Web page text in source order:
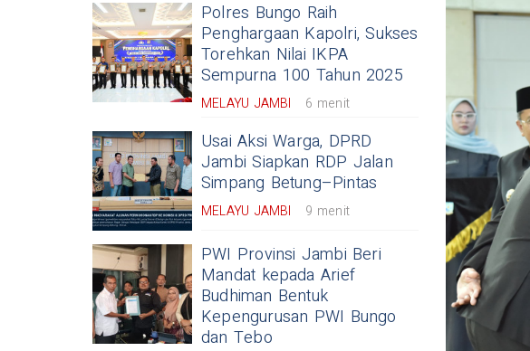
Polres Bungo Raih
Penghargaan Kapolri, Sukses
Torehkan Nilai IKPA
Sempurna 100 Tahun 2025
MELAYU JAMBI 6 menit
Usai Aksi Warga, DPRD
Jambi Siapkan RDP Jalan
Simpang Betung–Pintas
MELAYU JAMBI 9 menit
PWI Provinsi Jambi Beri
Mandat kepada Arief
Budhiman Bentuk
Kepengurusan PWI Bungo
dan Tebo